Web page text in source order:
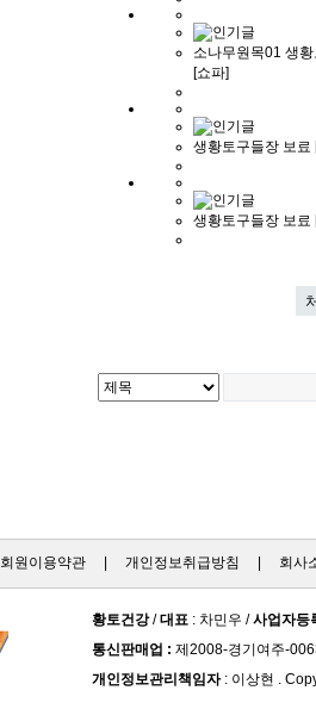
소나무원목01 생
[쇼파]
생황토구들장 보료
생황토구들장 보료
회원이용약관| 개인정보취급방침 회사
황토건강/대표 : 차민우 /사업자등
통신판매업 : 제2008-경기여주-
개인정보관리책임자: 이상현 .